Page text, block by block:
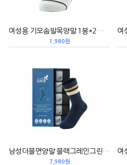
여성용 기모솜발목양말 1봉*2컬레 棉条纹短款抗菌女袜
1,980원
남성더블면양말 블랙그레인그린 1곽*5컬레 男士双针棉袜黑灰青
7,980원